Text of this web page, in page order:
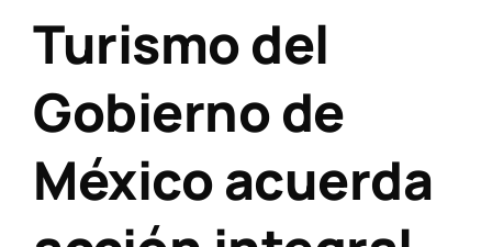
Turismo del
Gobierno de
México acuerda